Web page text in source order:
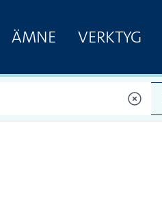
ÄMNE VERKTYG